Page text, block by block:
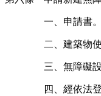
一、申請書。
二、建築物
三、無障礙
四、經依法